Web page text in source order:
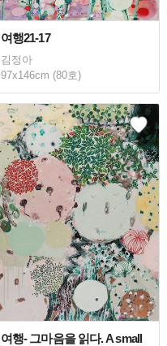
여행21-17
김정아
97x146cm (80호)
여행- 그마음을 읽다. A small